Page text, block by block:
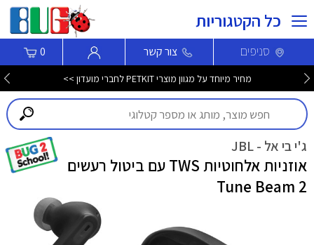
כל הקטגוריות
סניפים צור קשר 0
מחיר מיוחד על מגוון מוצרי PETKIT לחברי מועדון >>
ג'י בי אל - JBL
אוזניות אלחוטיות TWS עם ביטול רעשים
Tune Beam 2